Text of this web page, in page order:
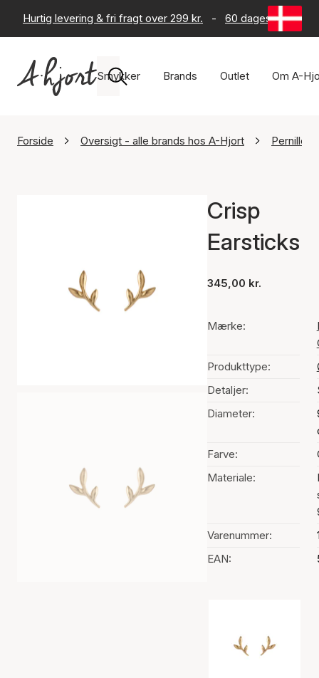
Hurtig levering & fri fragt over 299 kr. - 60 dages returret
Smykker Brands Outlet Om A-
Forside Oversigt - alle brands hos A-Hjort Pernille
Crisp
Earsticks
345,00 kr.
Mærke:
Produkttype:
Detaljer:
Diameter:
Farve:
Materiale:
Varenummer:
EAN: